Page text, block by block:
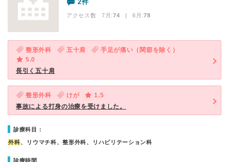
2件
アクセス数 7月:74 | 6月:78
整形外科 五十肩
手足が痛い（関節を除く）
5.0
長引く五十肩
整形外科 けが
1.5
事故による打身の治療を受けました。
診療科目：
外科、リウマチ科、整形外科、リハビリテーション科
診療時間